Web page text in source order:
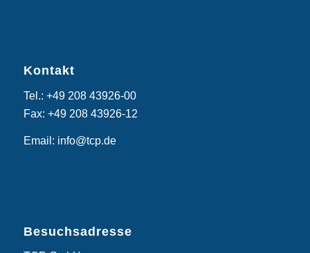
Kontakt
Tel.: +49 208 43926-00
Fax: +49 208 43926-12
Email: info@tcp.de
Besuchsadresse